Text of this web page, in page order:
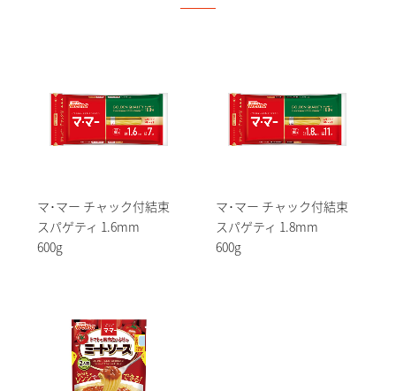
マ･マー チャック付結束
スパゲティ 1.6mm
600g
マ･マー チャック付結束
スパゲティ 1.8mm
600g